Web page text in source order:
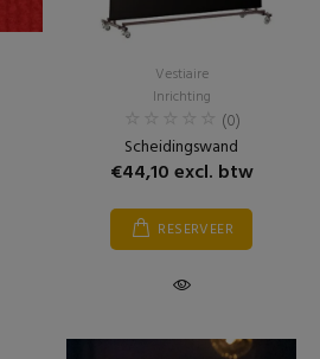
Vestiaire
Inrichting
(0)
Scheidingswand
€44,10 excl. btw
RESERVEER